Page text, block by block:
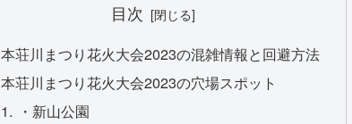
目次
本荘川まつり花火大会2023の混雑情報と回避方法
本荘川まつり花火大会2023の穴場スポット
・新山公園